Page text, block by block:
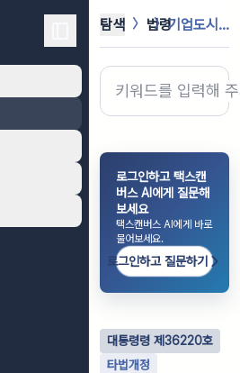
탐색 법령 기업도시개발 특별법 시행령
로그인하고 택스캔
버스 AI에게 질문해
보세요
택스캔버스 AI에게 바로
물어보세요.
로그인하고 질문하기
대통령령 제 36220호
타법개정